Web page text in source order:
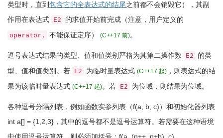
类型时，直到包含它的全表达式的结尾之前都不会销毁它），其副
作用在表达式 E2 的求值开始前完成 （注意，用户定义的
operator, 不能保证定序） (C++17 前)。
逗号表达式结果的类型、值和值类别严格为其第二操作数 E2
的类
型、值和值类别。若 E2 为临时量表达式 (C++17 起) ，则表达式的结
果为该临时量表达式 (C++17 起)。若 E2 为位域，则结果为位域。
各种逗号分隔列表，例如函数实参列表（f(a, b, c)）和初始化器列表
int a[] = {1 2 3} ，其中的逗号都不是逗号运算符。若需要在这种语境